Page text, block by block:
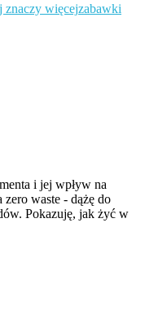
znaczy więcejzabawki
i jej wpływ na
waste - dążę do
Pokazuję, jak żyć w